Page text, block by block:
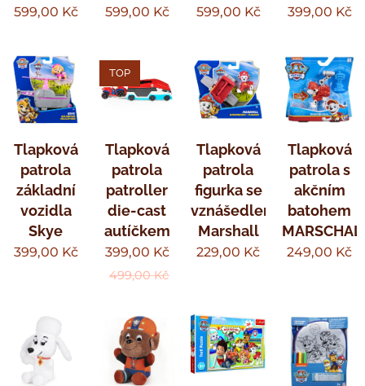
599,00 Kč 599,00 Kč 599,00 Kč 399,00 Kč
Tlapková
patrola
základní
vozidla
Skye
399,00 Kč
Tlapková
patrola
patroller
die-cast
autíčkem
TOP
399,00 Kč
499,00Kč
Tlapková
patrola
figurka se
vznášedlem
Marshall
229,00 Kč
Tlapková
patrola s
akčním
batohem
249,00 Kč